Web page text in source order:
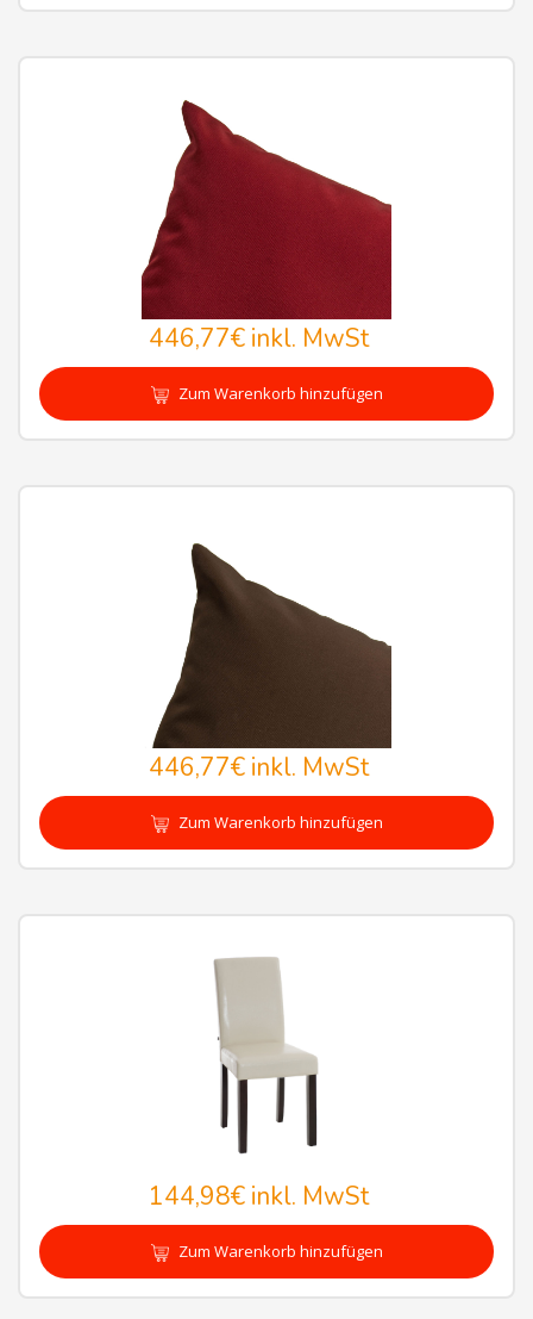
446,77€inkl. MwSt
Zum Warenkorb hinzufügen
446,77€inkl. MwSt
Zum Warenkorb hinzufügen
144,98€inkl. MwSt
Zum Warenkorb hinzufügen